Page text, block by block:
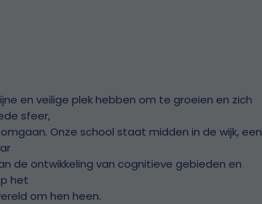
en veilige plek hebben om te groeien en zich
sfeer,
Onze school staat midden in de wijk, een
de ontwikkeling van cognitieve gebieden en
het
om hen heen.